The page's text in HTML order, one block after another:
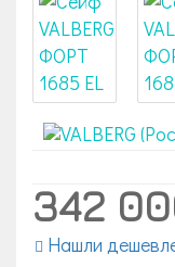
342
Нашли